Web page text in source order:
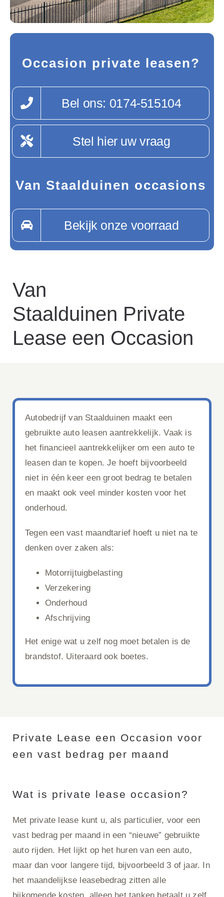
Occasion private leasen?
Bel ons: 0174-515104
Stel hier uw vraag
Van Staalduinen occasions
Bekijk onze voorraad
Van
Staalduinen Private
Lease een Occasion
Autobedrijf van Staalduinen maakt een
gebruikte auto leasen aantrekkelijk. Vaak is
het financieel aantrekkelijker om een auto te
leasen dan te kopen. Je hoeft bijvoorbeeld
niet in één keer een groot bedrag te betalen
en maakt ook veel minder kosten voor het
onderhoud.
Tegen een vast maandtarief hoeft u niet na te
denken over zaken als:
Motorrijtuigbelasting
Verzekering
Onderhoud
Afschrijving
Het enige wat u zelf nog moet betalen is de
brandstof. Uiteraard ook boetes.
Private Lease een Occasion voor
een vast bedrag per maand
Wat is private lease occasion?
Met private lease kunt u, als particulier, voor een
vast bedrag per maand in een “nieuwe” gebruikte
auto rijden. Het lijkt op het huren van een auto,
maar dan voor langere tijd, bijvoorbeeld 3 of jaar. In
het maandelijkse leasebedrag zitten alle